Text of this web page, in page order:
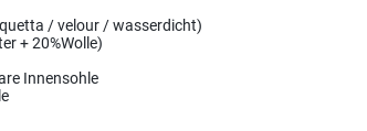
/ velour / wasserdicht)
+ 20%Wolle)
Innensohle